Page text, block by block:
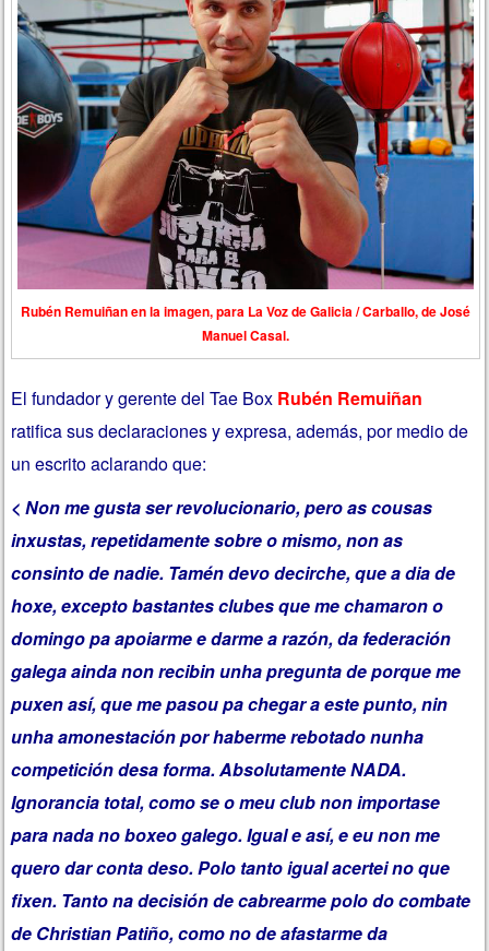
Rubén Remuiñan en la imagen, para La Voz de Galicia / Carballo, de José
Manuel Casal.
El fundador y gerente del Tae Box Rubén Remuiñan
ratifica sus declaraciones y expresa, además, por medio de
un escrito aclarando que:
< Non me gusta ser revolucionario, pero as cousas
inxustas, repetidamente sobre o mismo, non as
consinto de nadie. Tamén devo decirche, que a dia de
hoxe, excepto bastantes clubes que me chamaron o
domingo pa apoiarme e darme a razón, da federación
galega ainda non recibin unha pregunta de porque me
puxen así, que me pasou pa chegar a este punto, nin
unha amonestación por haberme rebotado nunha
competición desa forma. Absolutamente NADA.
Ignorancia total, como se o meu club non importase
para nada no boxeo galego. Igual e así, e eu non me
quero dar conta deso. Polo tanto igual acertei no que
fixen. Tanto na decisión de cabrearme polo do combate
de Christian Patiño, como no de afastarme da